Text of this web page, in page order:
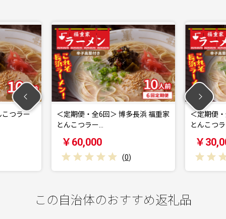
便・全6回＞ 博多長浜 福重家
＜定期便・全3回＞ 博多長浜 福重
この自治体のおすすめ返礼品